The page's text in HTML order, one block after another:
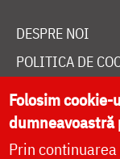
DESPRE NOI
POLITICA DE
DONEAZĂ
LIVE
Folosim
dumneavoastră
Prin